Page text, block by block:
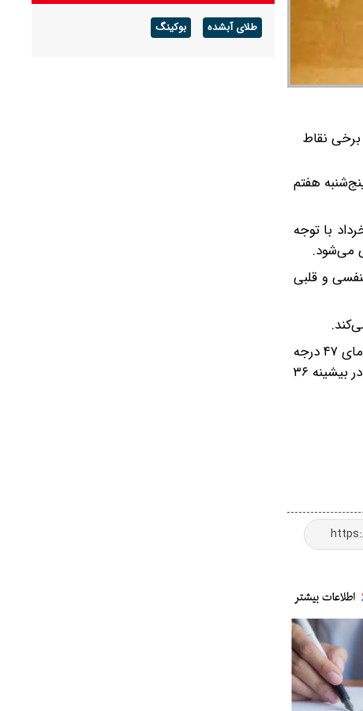
برخی نقاط
هفتم
با توجه
می‌شود.
و قلبی
وی، در پایان گرم‌ترین نقطه استان فارس در شبانه‌روز گذشته را دژگاه دهرم با دمای ۴۸ درجه و بعد از آن کورده خنج و لامرد با دمای ۴۷ درجه
و سردترین نقطه استان را دشت نمدان اقلید و بوانات با دمای ۶ درجه اعلام کرد و افزود: دمای هوای شیراز در بازه زمانی مذکور در بیشینه ۳۶
طلای آبشده بوکینگ